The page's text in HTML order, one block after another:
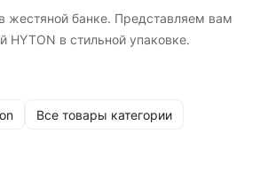
жестяной банке. Представляем вам
HYTON в стильной упаковке.
Все товары категории